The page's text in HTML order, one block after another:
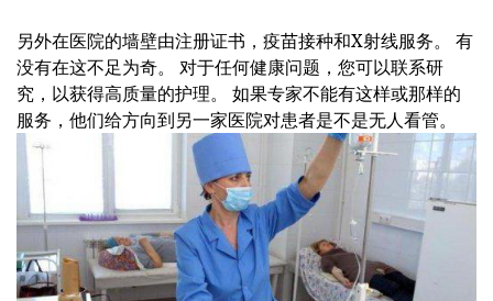
另外在医院的墙壁由注册证书，疫苗接种和X射线服务。 有
没有在这不足为奇。 对于任何健康问题，您可以联系研
究，以获得高质量的护理。 如果专家不能有这样或那样的
服务，他们给方向到另一家医院对患者是不是无人看管。